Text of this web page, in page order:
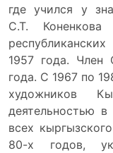
где учился у
С.Т.
1957 года.
года. С 1967 по
художников
деятельностью в
всех
80-х годов,